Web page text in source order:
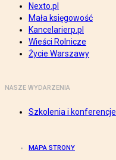
Nexto.pl
Mała księgowość
Kancelarierp.pl
Wieści Rolnicze
Życie Warszawy
NASZE WYDARZENIA
Szkolenia i konferencje
MAPA STRONY